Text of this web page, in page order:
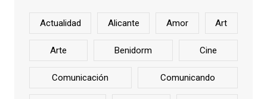
Actualidad Alicante Amor Art
Arte Benidorm Cine
Comunicación Comunicando